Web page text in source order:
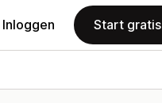
Inloggen Start gratis